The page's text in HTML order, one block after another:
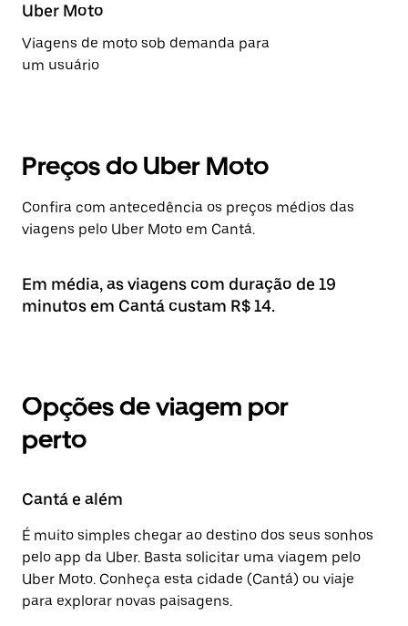
Uber Moto
Viagens de moto sob demanda para
um usuário
Preços do Uber Moto
Confira com antecedência os preços médios das
viagens pelo Uber Moto em Cantá.
Em média, as viagens com duração de 19
minutos em Cantá custam R$ 14.
Opções de viagem por
perto
Cantá e além
É muito simples chegar ao destino dos seus sonhos
pelo app da Uber. Basta solicitar uma viagem pelo
Uber Moto. Conheça esta cidade (Cantá) ou viaje
para explorar novas paisagens.